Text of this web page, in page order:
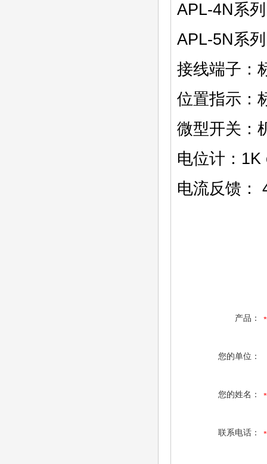
APL-4N系
APL-5N系
接线端子：
位置指示：
微型开关：
电位计：1K
电流反馈：
产品：
您的单位：
您的姓名：
联系电话：